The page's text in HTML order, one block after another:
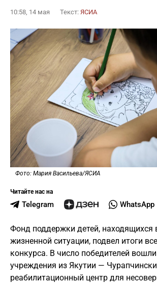
10:58, 14 мая Текст: ЯСИА
Фото: Мария Васильева/ЯСИА
Читайте нас на
Telegram WhatsApp
Фонд поддержки детей, находящихся
жизненной ситуации, подвел итоги
конкурса. В число победителей
учреждения из Якутии —
реабилитационный центр для